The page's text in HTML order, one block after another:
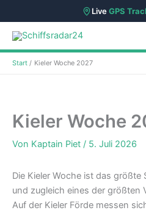
LiveGPS
Zum
Inhalt
springen
Start Kieler Woche 2027
Kieler Woche
Von Kaptain Piet / 5. Juli 2026
Die Kieler Woche ist das größte
und zugleich eines der größten
Auf der Kieler Förde messen